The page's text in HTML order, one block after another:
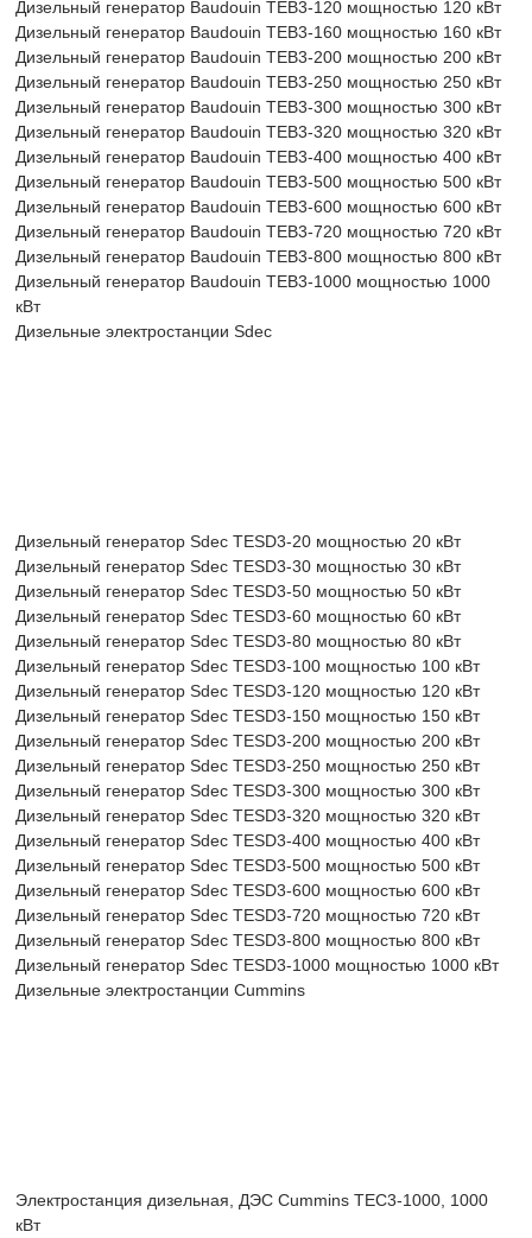
Дизельный генератор Baudouin TEB3-120 мощностью 120 кВт
Дизельный генератор Baudouin TEB3-160 мощностью 160 кВт
Дизельный генератор Baudouin TEB3-200 мощностью 200 кВт
Дизельный генератор Baudouin TEB3-250 мощностью 250 кВт
Дизельный генератор Baudouin TEB3-300 мощностью 300 кВт
Дизельный генератор Baudouin TEB3-320 мощностью 320 кВт
Дизельный генератор Baudouin TEB3-400 мощностью 400 кВт
Дизельный генератор Baudouin TEB3-500 мощностью 500 кВт
Дизельный генератор Baudouin TEB3-600 мощностью 600 кВт
Дизельный генератор Baudouin TEB3-720 мощностью 720 кВт
Дизельный генератор Baudouin TEB3-800 мощностью 800 кВт
Дизельный генератор Baudouin TEB3-1000 мощностью 1000
кВт
Дизельные электростанции Sdec
Дизельный генератор Sdec TESD3-20 мощностью 20 кВт
Дизельный генератор Sdec TESD3-30 мощностью 30 кВт
Дизельный генератор Sdec TESD3-50 мощностью 50 кВт
Дизельный генератор Sdec TESD3-60 мощностью 60 кВт
Дизельный генератор Sdec TESD3-80 мощностью 80 кВт
Дизельный генератор Sdec TESD3-100 мощностью 100 кВт
Дизельный генератор Sdec TESD3-120 мощностью 120 кВт
Дизельный генератор Sdec TESD3-150 мощностью 150 кВт
Дизельный генератор Sdec TESD3-200 мощностью 200 кВт
Дизельный генератор Sdec TESD3-250 мощностью 250 кВт
Дизельный генератор Sdec TESD3-300 мощностью 300 кВт
Дизельный генератор Sdec TESD3-320 мощностью 320 кВт
Дизельный генератор Sdec TESD3-400 мощностью 400 кВт
Дизельный генератор Sdec TESD3-500 мощностью 500 кВт
Дизельный генератор Sdec TESD3-600 мощностью 600 кВт
Дизельный генератор Sdec TESD3-720 мощностью 720 кВт
Дизельный генератор Sdec TESD3-800 мощностью 800 кВт
Дизельный генератор Sdec TESD3-1000 мощностью 1000 кВт
Дизельные электростанции Cummins
Электростанция дизельная, ДЭС Cummins TEC3-1000, 1000
кВт